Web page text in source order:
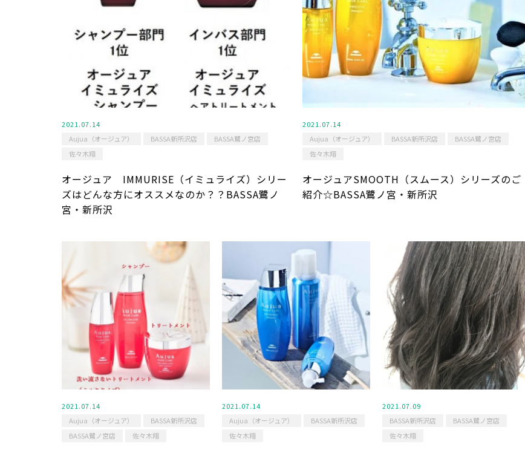
2021.07.14
Aujua（オージュア）
BASSA新所沢店
BASSA鷺ノ宮店
佐々木翔
オージュア IMMURISE（イミュライズ）シリー
ズはどんな方にオススメなのか？？BASSA鷺ノ
宮・新所沢
2021.07.14
Aujua（オージュア）
BASSA新所沢店
BASSA鷺ノ宮店
佐々木翔
オージュアSMOOTH（スムース）シリーズのご
紹介☆BASSA鷺ノ宮・新所沢
2021.07.14
Aujua（オージュア）
BASSA新所沢店
BASSA鷺ノ宮店
佐々木翔
2021.07.14
Aujua（オージュア）
BASSA新所沢店
佐々木翔
2021.07.09
BASSA新所沢店
BASSA鷺ノ宮店
佐々木翔